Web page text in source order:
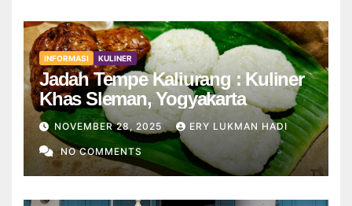
INFORMASI KULINER
Jadah Tempe Kaliurang : Kuliner
Khas Sleman, Yogyakarta
NOVEMBER 28, 2025 ERY LUKMAN HADI
NO COMMENTS